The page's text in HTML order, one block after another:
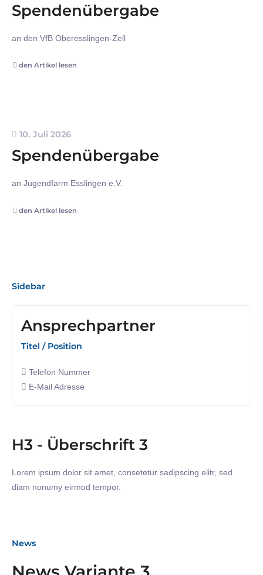
Spendenübergabe
an den VfB Oberesslingen-Zell
den Artikel lesen
10. Juli 2026
Spendenübergabe
an Jugendfarm Esslingen e.V.
den Artikel lesen
Sidebar
Ansprechpartner
Titel / Position
Telefon Nummer
E-Mail Adresse
H3 - Überschrift 3
Lorem ipsum dolor sit amet, consetetur sadipscing elitr, sed
diam nonumy eirmod tempor.
News
28. November 2024